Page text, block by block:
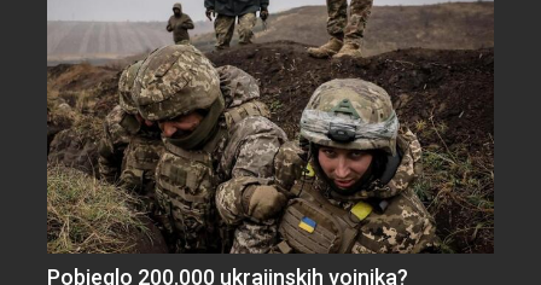
Pobjeglo 200.000 ukrajinskih vojnika?